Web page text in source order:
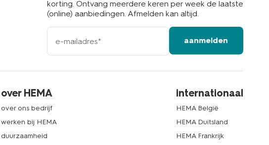
korting. Ontvang meerdere keren per week de laatste
(online) aanbiedingen. Afmelden kan altijd.
e-
mailadres
aanmelden
over HEMA
over ons bedrijf
werken bij HEMA
duurzaamheid
internationaal
HEMA België
HEMA Duitsland
HEMA Frankrijk